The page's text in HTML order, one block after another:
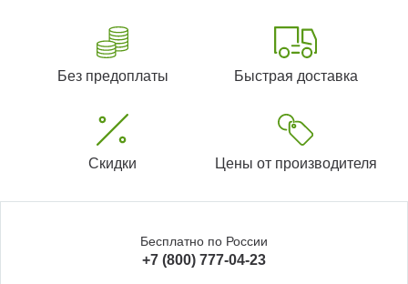
Без предоплаты Быстрая доставка
Скидки Цены от производителя
Бесплатно по России
+7 (800) 777-04-23